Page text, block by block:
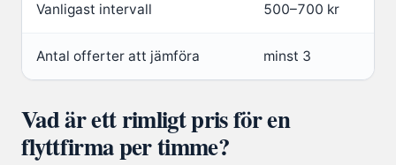
Vanligast intervall 500–700 kr
Antal offerter att jämföra minst 3
Vad är ett rimligt pris för en
flyttfirma per timme?